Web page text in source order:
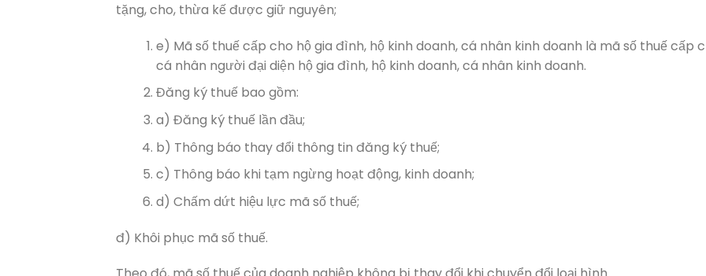
tặng, cho, thừa kế được giữ nguyên;
e) Mã số thuế cấp cho hộ gia đình, hộ kinh doanh, cá nhân kinh doanh là mã số thuế cấp
cá nhân người đại diện hộ gia đình, hộ kinh doanh, cá nhân kinh doanh.
Đăng ký thuế bao gồm:
a) Đăng ký thuế lần đầu;
b) Thông báo thay đổi thông tin đăng ký thuế;
c) Thông báo khi tạm ngừng hoạt động, kinh doanh;
d) Chấm dứt hiệu lực mã số thuế;
đ) Khôi phục mã số thuế.